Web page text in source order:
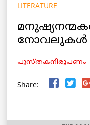
LITERATURE
നോവലുകള്‍
പുസ്തകനിരൂപണം
Share: